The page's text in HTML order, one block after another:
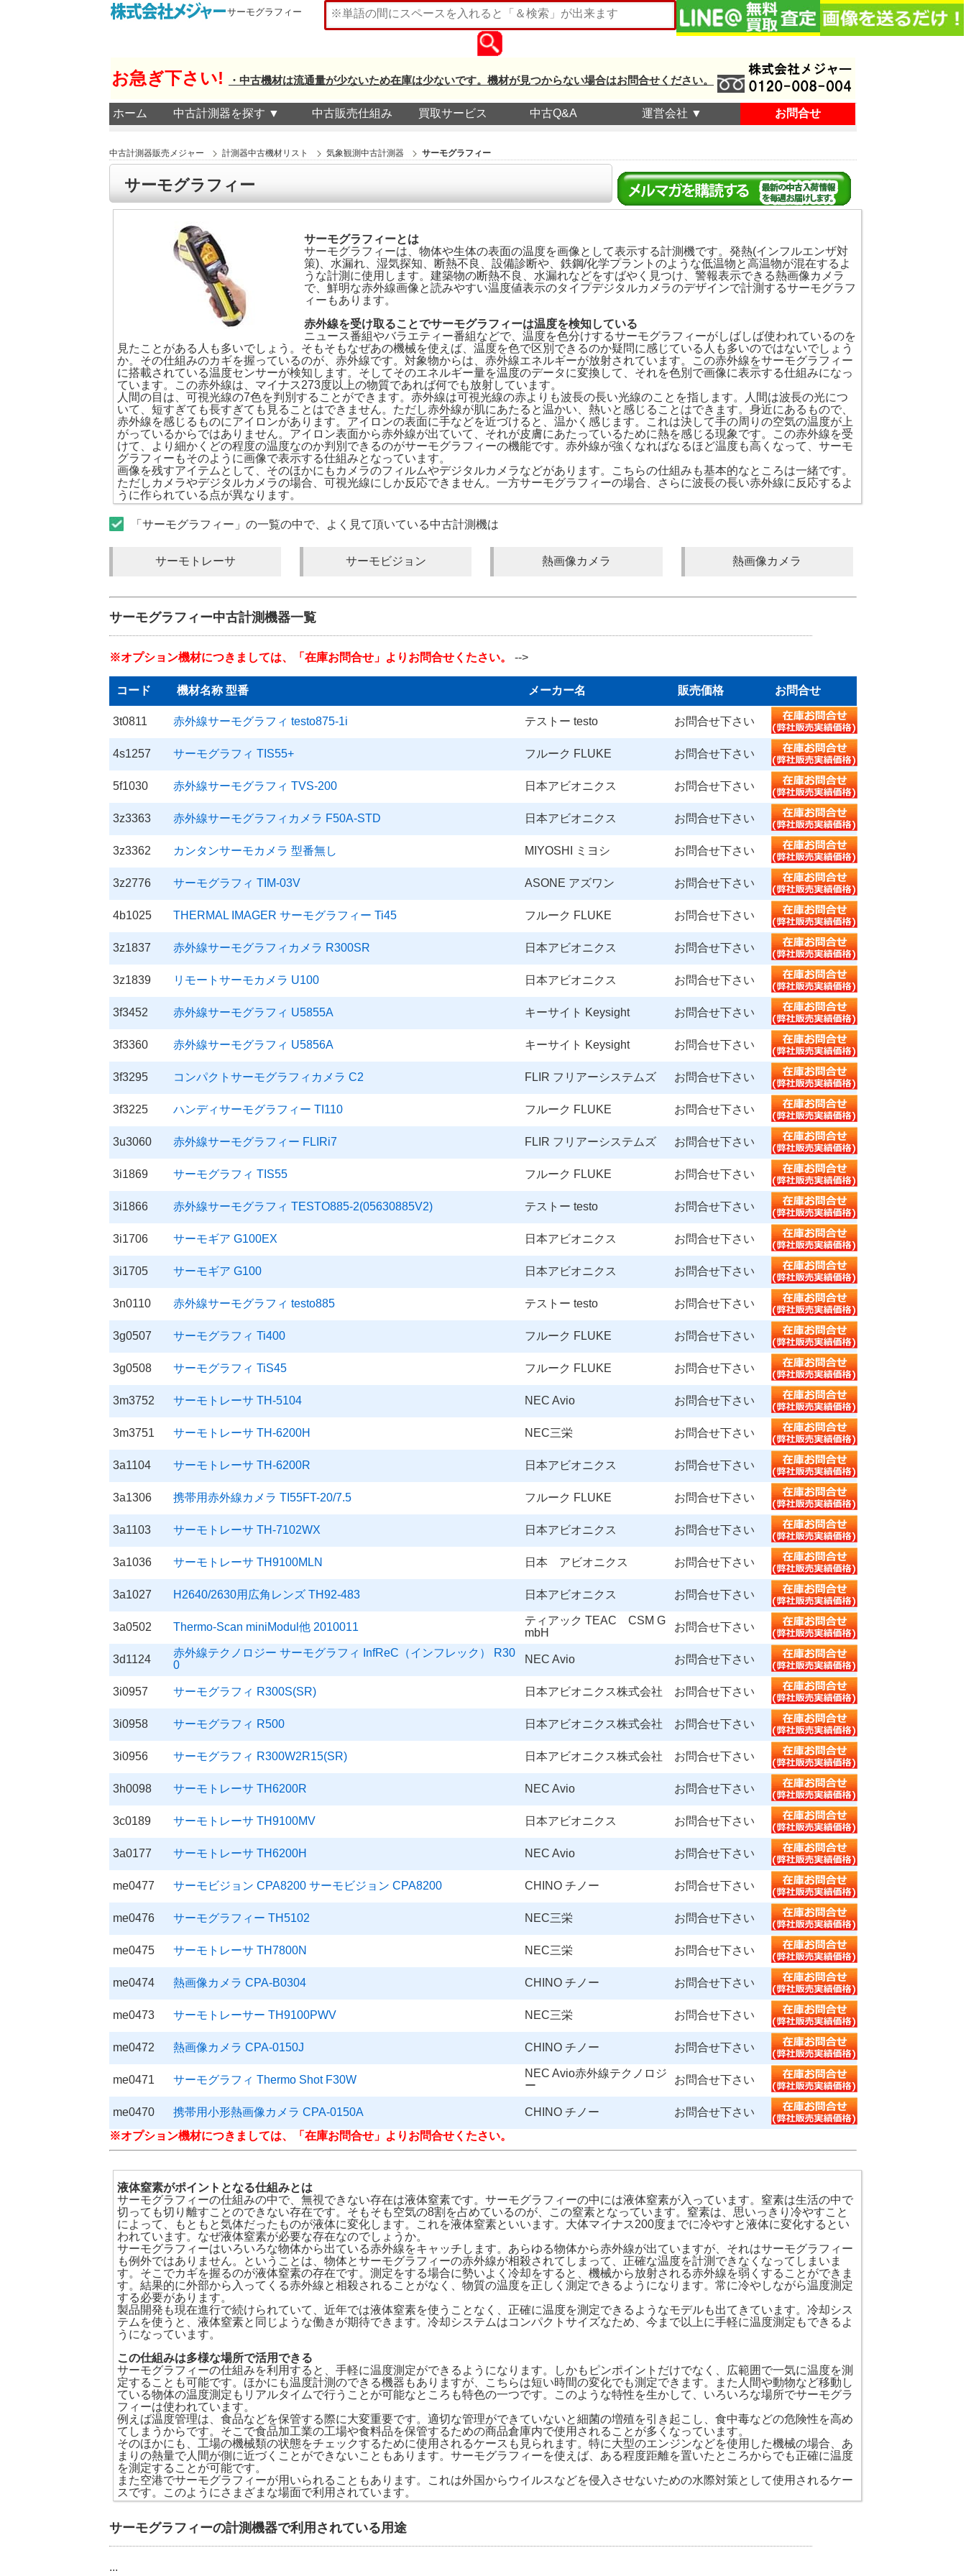
サーモグラフィー
お急ぎ下さい! ・中古機材は流通量が少ないため在庫は少ないです。機材が見つからない場合はお問合せください。
ホーム 中古計測器を探す ▼ 中古販売仕組み 買取サービス 中古Q&A 運営会社 ▼ お問合せ
中古計測器販売メジャー 計測器中古機材リスト 気象観測中古計測器 サーモグラフィー
サーモグラフィー
サーモグラフィーとは
サーモグラフィーは、物体や生体の表面の温度を画像として表示する計測機です。発熱(インフルエンザ対
策)、水漏れ、湿気探知、断熱不良、設備診断や、鉄鋼/化学プラントのような低温物と高温物が混在するよ
うな計測に使用します。建築物の断熱不良、水漏れなどをすばやく見つけ、警報表示できる熱画像カメラ
で、鮮明な赤外線画像と読みやすい温度値表示のタイプデジタルカメラのデザインで計測するサーモグラフ
ィーもあります。
赤外線を受け取ることでサーモグラフィーは温度を検知している
ニュース番組やバラエティー番組などで、温度を色分けするサーモグラフィーがしばしば使われているのを
見たことがある人も多いでしょう。そもそもなぜあの機械を使えば、温度を色で区別できるのか疑問に感じている人も多いのではないでしょう
か。その仕組みのカギを握っているのが、赤外線です。対象物からは、赤外線エネルギーが放射されています。この赤外線をサーモグラフィー
に搭載されている温度センサーが検知します。そしてそのエネルギー量を温度のデータに変換して、それを色別で画像に表示する仕組みになっ
ています。この赤外線は、マイナス273度以上の物質であれば何でも放射しています。
人間の目は、可視光線の7色を判別することができます。赤外線は可視光線の赤よりも波長の長い光線のことを指します。人間は波長の光につ
いて、短すぎても長すぎても見ることはできません。ただし赤外線が肌にあたると温かい、熱いと感じることはできます。身近にあるもので、
赤外線を感じるものにアイロンがあります。アイロンの表面に手などを近づけると、温かく感じます。これは決して手の周りの空気の温度が上
がっているからではありません。アイロン表面から赤外線が出ていて、それが皮膚にあたっているために熱を感じる現象です。この赤外線を受
けて、より細かくどの程度の温度なのか判別できるのがサーモグラフィーの機能です。赤外線が強くなればなるほど温度も高くなって、サーモ
グラフィーもそのように画像で表示する仕組みとなっています。
画像を残すアイテムとして、そのほかにもカメラのフィルムやデジタルカメラなどがあります。こちらの仕組みも基本的なところは一緒です。
ただしカメラやデジタルカメラの場合、可視光線にしか反応できません。一方サーモグラフィーの場合、さらに波長の長い赤外線に反応するよ
うに作られている点が異なります。
「サーモグラフィー」の一覧の中で、よく見て頂いている中古計測機は
サーモトレーサ サーモビジョン 熱画像カメラ 熱画像カメラ
サーモグラフィー中古計測機器一覧
※オプション機材につきましては、「在庫お問合せ」よりお問合せくたさい。 -->
コード 機材名称 型番 メーカー名 販売価格 お問合せ
3t0811 赤外線サーモグラフィ testo875-1i テストー testo お問合せ下さい
4s1257 サーモグラフィ TIS55+ フルーク FLUKE お問合せ下さい
5f1030 赤外線サーモグラフィ TVS-200 日本アビオニクス お問合せ下さい
3z3363 赤外線サーモグラフィカメラ F50A-STD 日本アビオニクス お問合せ下さい
3z3362 カンタンサーモカメラ 型番無し MIYOSHI ミヨシ お問合せ下さい
3z2776 サーモグラフィ TIM-03V ASONE アズワン お問合せ下さい
4b1025 THERMAL IMAGER サーモグラフィー Ti45 フルーク FLUKE お問合せ下さい
3z1837 赤外線サーモグラフィカメラ R300SR 日本アビオニクス お問合せ下さい
3z1839 リモートサーモカメラ U100 日本アビオニクス お問合せ下さい
3f3452 赤外線サーモグラフィ U5855A キーサイト Keysight お問合せ下さい
3f3360 赤外線サーモグラフィ U5856A キーサイト Keysight お問合せ下さい
3f3295 コンパクトサーモグラフィカメラ C2 FLIR フリアーシステムズ お問合せ下さい
3f3225 ハンディサーモグラフィー TI110 フルーク FLUKE お問合せ下さい
3u3060 赤外線サーモグラフィー FLIRi7 FLIR フリアーシステムズ お問合せ下さい
3i1869 サーモグラフィ TIS55 フルーク FLUKE お問合せ下さい
3i1866 赤外線サーモグラフィ TESTO885-2(05630885V2) テストー testo お問合せ下さい
3i1706 サーモギア G100EX 日本アビオニクス お問合せ下さい
3i1705 サーモギア G100 日本アビオニクス お問合せ下さい
3n0110 赤外線サーモグラフィ testo885 テストー testo お問合せ下さい
3g0507 サーモグラフィ Ti400 フルーク FLUKE お問合せ下さい
3g0508 サーモグラフィ TiS45 フルーク FLUKE お問合せ下さい
3m3752 サーモトレーサ TH-5104 NEC Avio お問合せ下さい
3m3751 サーモトレーサ TH-6200H NEC三栄 お問合せ下さい
3a1104 サーモトレーサ TH-6200R 日本アビオニクス お問合せ下さい
3a1306 携帯用赤外線カメラ TI55FT-20/7.5 フルーク FLUKE お問合せ下さい
3a1103 サーモトレーサ TH-7102WX 日本アビオニクス お問合せ下さい
3a1036 サーモトレーサ TH9100MLN 日本 アビオニクス お問合せ下さい
3a1027 H2640/2630用広角レンズ TH92-483 日本アビオニクス お問合せ下さい
3a0502 Thermo-Scan miniModul他 2010011
ティアック TEAC CSM G
mbH
お問合せ下さい
3d1124
赤外線テクノロジー サーモグラフィ InfReC（インフレック） R30
0
NEC Avio お問合せ下さい
3i0957 サーモグラフィ R300S(SR) 日本アビオニクス株式会社 お問合せ下さい
3i0958 サーモグラフィ R500 日本アビオニクス株式会社 お問合せ下さい
3i0956 サーモグラフィ R300W2R15(SR) 日本アビオニクス株式会社 お問合せ下さい
3h0098 サーモトレーサ TH6200R NEC Avio お問合せ下さい
3c0189 サーモトレーサ TH9100MV 日本アビオニクス お問合せ下さい
3a0177 サーモトレーサ TH6200H NEC Avio お問合せ下さい
me0477 サーモビジョン CPA8200 サーモビジョン CPA8200 CHINO チノー お問合せ下さい
me0476 サーモグラフィー TH5102 NEC三栄 お問合せ下さい
me0475 サーモトレーサ TH7800N NEC三栄 お問合せ下さい
me0474 熱画像カメラ CPA-B0304 CHINO チノー お問合せ下さい
me0473 サーモトレーサー TH9100PWV NEC三栄 お問合せ下さい
me0472 熱画像カメラ CPA-0150J CHINO チノー お問合せ下さい
me0471 サーモグラフィ Thermo Shot F30W
NEC Avio赤外線テクノロジ
ー
お問合せ下さい
me0470 携帯用小形熱画像カメラ CPA-0150A CHINO チノー
お問合せ下さい
※オプション機材につきましては、「在庫お問合せ」よりお問合せくたさい。
液体窒素がポイントとなる仕組みとは
サーモグラフィーの仕組みの中で、無視できない存在は液体窒素です。サーモグラフィーの中には液体窒素が入っています。窒素は生活の中で
切っても切り離すことのできない存在です。そもそも空気の8割を占めているのが、この窒素となっています。窒素は、思いっきり冷やすこと
によって、もともと気体だったものが液体に変化します。これを液体窒素といいます。大体マイナス200度までに冷やすと液体に変化するとい
われています。なぜ液体窒素が必要な存在なのでしょうか。
サーモグラフィーはいろいろな物体から出ている赤外線をキャッチします。あらゆる物体から赤外線が出ていますが、それはサーモグラフィー
も例外ではありません。ということは、物体とサーモグラフィーの赤外線が相殺されてしまって、正確な温度を計測できなくなってしまいま
す。そこでカギを握るのが液体窒素の存在です。測定をする場合に勢いよく冷却をすると、機械から放射される赤外線を弱くすることができま
す。結果的に外部から入ってくる赤外線と相殺されることがなく、物質の温度を正しく測定できるようになります。常に冷やしながら温度測定
する必要があります。
製品開発も現在進行で続けられていて、近年では液体窒素を使うことなく、正確に温度を測定できるようなモデルも出てきています。冷却シス
テムを使うと、液体窒素と同じような働きが期待できます。冷却システムはコンパクトサイズなため、今まで以上に手軽に温度測定もできるよ
うになっています。
この仕組みは多様な場所で活用できる
サーモグラフィーの仕組みを利用すると、手軽に温度測定ができるようになります。しかもピンポイントだけでなく、広範囲で一気に温度を測
定することも可能です。ほかにも温度計測のできる機器もありますが、こちらは短い時間の変化でも測定できます。また人間や動物など移動し
ている物体の温度測定もリアルタイムで行うことが可能なところも特色の一つです。このような特性を生かして、いろいろな場所でサーモグラ
フィーは使われています。
例えば温度管理は、食品などを保管する際に大変重要です。適切な管理ができていないと細菌の増殖を引き起こし、食中毒などの危険性を高め
てしまうからです。そこで食品加工業の工場や食料品を保管するための商品倉庫内で使用されることが多くなっています。
そのほかにも、工場の機械類の状態をチェックするために使用されるケースも見られます。特に大型のエンジンなどを使用した機械の場合、あ
まりの熱量で人間が側に近づくことができないこともあります。サーモグラフィーを使えば、ある程度距離を置いたところからでも正確に温度
を測定することが可能です。
また空港でサーモグラフィーが用いられることもあります。これは外国からウイルスなどを侵入させないための水際対策として使用されるケー
スです。このようにさまざまな場面で利用されています。
サーモグラフィーの計測機器で利用されている用途
...